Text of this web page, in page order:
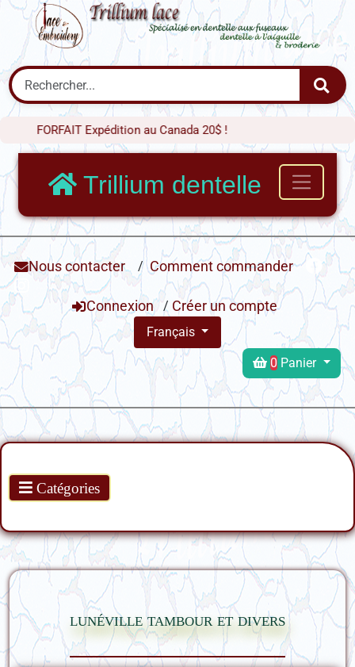
FORFAIT Expédition au Canada 20$ !
Trillium dentelle
Nous contacter / Comment commander
Connexion / Créer un compte
Français
0 Panier
Catégories
lunéville tambour et divers